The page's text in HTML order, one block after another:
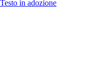
in adozione